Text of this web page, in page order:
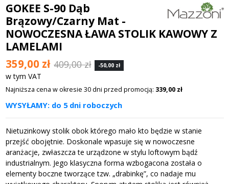
GOKEE S-90 Dąb
Brązowy/Czarny Mat -
NOWOCZESNA ŁAWA STOLIK KAWOWY Z
LAMELAMI
359,00 zł 409,00 zł -50,00 zł
w tym VAT
Najniższa cena w okresie 30 dni przed promocją: 339,00 zł
WYSYŁAMY: do 5 dni roboczych
Nietuzinkowy stolik obok którego mało kto będzie w stanie
przejść obojętnie. Doskonale wpasuje się w nowoczesne
aranżacje, zwłaszcza te urządzone w stylu loftowym bądź
industrialnym. Jego klasyczna forma wzbogacona została o
elementy boczne tworzące tzw. „drabinkę”, co nadaje mu